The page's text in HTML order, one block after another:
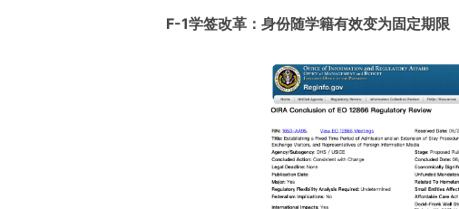
F-1学签改革：身份随学籍有效变为固定期限